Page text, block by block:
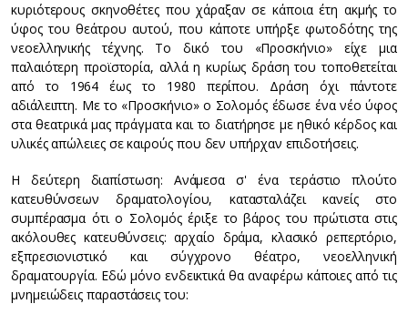
κυριότερους σκηνοθέτες που χάραξαν σε κάποια έτη ακμής το
ύφος του θεάτρου αυτού, που κάποτε υπήρξε φωτοδότης της
νεοελληνικής τέχνης. Το δικό του «Προσκήνιο» είχε μια
παλαιότερη προϊστορία, αλλά η κυρίως δράση του τοποθετείται
από το 1964 έως το 1980 περίπου. Δράση όχι πάντοτε
αδιάλειπτη. Με το «Προσκήνιο» ο Σολομός έδωσε ένα νέο ύφος
στα θεατρικά μας πράγματα και το διατήρησε με ηθικό κέρδος και
υλικές απώλειες σε καιρούς που δεν υπήρχαν επιδοτήσεις.
Η δεύτερη διαπίστωση: Ανάμεσα σ' ένα τεράστιο πλούτο
κατευθύνσεων δραματολογίου, κατασταλάζει κανείς στο
συμπέρασμα ότι ο Σολομός έριξε το βάρος του πρώτιστα στις
ακόλουθες κατευθύνσεις: αρχαίο δράμα, κλασικό ρεπερτόριο,
εξπρεσιονιστικό και σύγχρονο θέατρο, νεοελληνική
δραματουργία. Εδώ μόνο ενδεικτικά θα αναφέρω κάποιες από τις
μνημειώδεις παραστάσεις του: